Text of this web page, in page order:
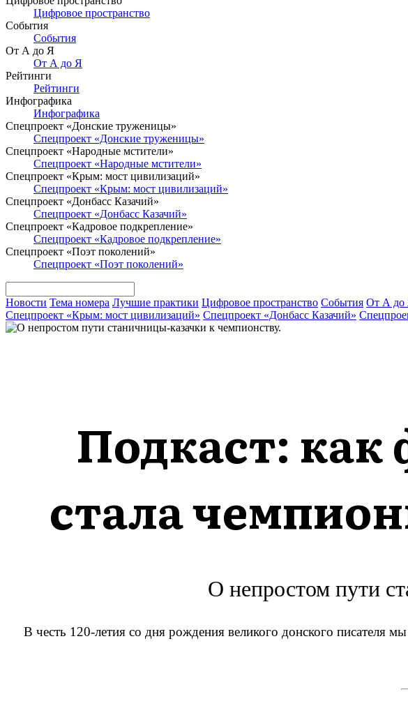
Цифровое пространство
События
События
От А до Я
От А до Я
Рейтинги
Рейтинги
Инфографика
Инфографика
Спецпроект «Донские труженицы»
Спецпроект «Донские труженицы»
Спецпроект «Народные мстители»
Спецпроект «Народные мстители»
Спецпроект «Крым: мост цивилизаций»
Спецпроект «Крым: мост цивилизаций»
Спецпроект «Донбасс Казачий»
Спецпроект «Донбасс Казачий»
Спецпроект «Кадровое подкрепление»
Спецпроект «Кадровое подкрепление»
Спецпроект «Поэт поколений»
Спецпроект «Поэт поколений»
Новости Тема номера Лучшие практики Цифровое пространство События От А до
Спецпроект «Крым: мост цивилизаций» Спецпроект «Донбасс Казачий»
Подкаст: как
стала
О непростом пути
В честь 120-летия со дня рождения великого донского писателя